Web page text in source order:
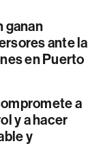
ganan
ante la
en Puerto
a
y a hacer
y